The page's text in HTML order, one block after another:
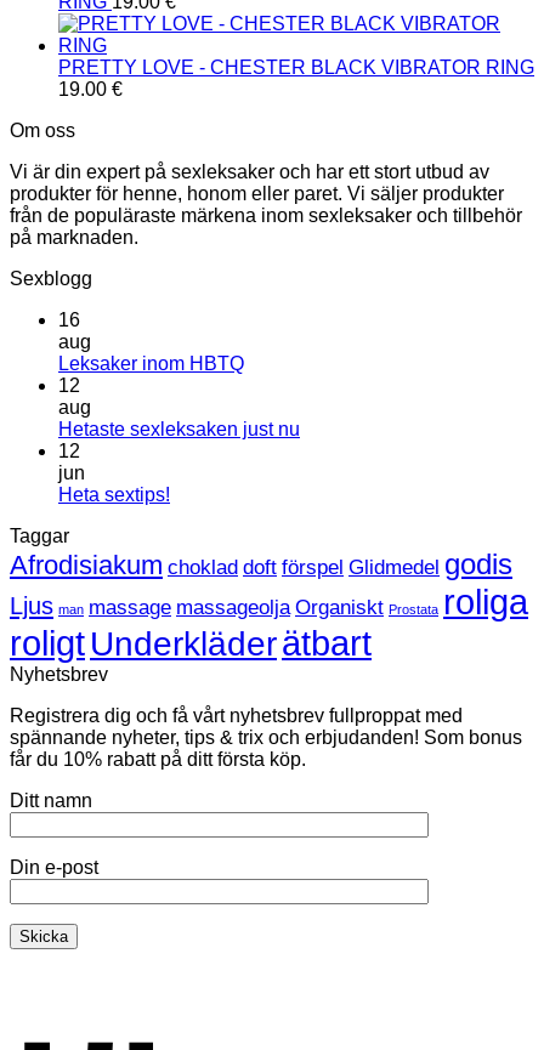
PRETTY LOVE - CHESTER BLACK VIBRATOR RING
19.00 €
Om oss
Vi är din expert på sexleksaker och har ett stort utbud av
produkter för henne, honom eller paret. Vi säljer produkter
från de populäraste märkena inom sexleksaker och tillbehör
på marknaden.
Sexblogg
16
aug
Leksaker inom HBTQInga
Leksaker
12
aug
Hetaste sexleksaken just nu
12
jun
Heta sextips!
Heta
sextips!
Taggar
Afrodisiakum choklad doft förspel Glidmedel godis
Ljus man massage massageolja Organiskt Prostata roliga
roligtUnderkläderätbart
Nyhetsbrev
Registrera dig och få vårt nyhetsbrev fullproppat med
spännande nyheter, tips & trix och erbjudanden! Som bonus
får du 10% rabatt på ditt första köp.
Ditt namn
Din e-post